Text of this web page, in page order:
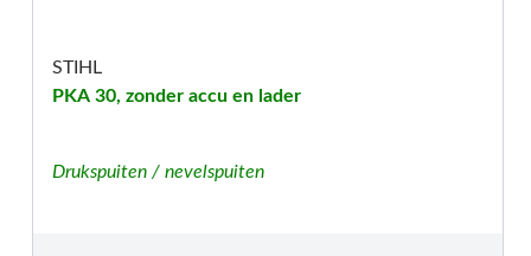
STIHL
PKA 30, zonder accu en lader
Drukspuiten / nevelspuiten